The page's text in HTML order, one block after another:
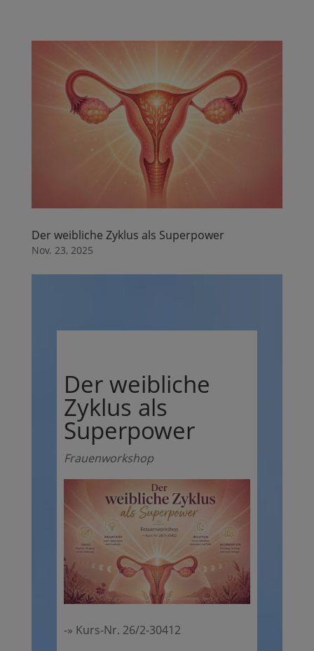
Der weibliche Zyklus als Superpower
Nov. 23, 2025
Der weibliche
Zyklus als
Superpower
Frauenworkshop
-» Kurs-Nr. 26/2-30412